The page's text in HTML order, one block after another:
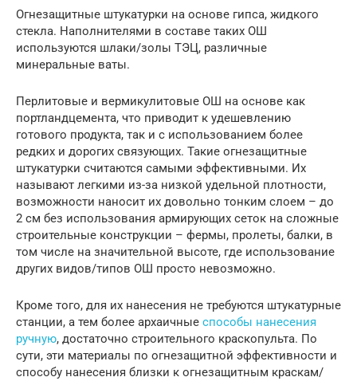
Огнезащитные штукатурки на основе гипса, жидкого
стекла. Наполнителями в составе таких ОШ
используются шлаки/золы ТЭЦ, различные
минеральные ваты.
Перлитовые и вермикулитовые ОШ на основе как
портландцемента, что приводит к удешевлению
готового продукта, так и с использованием более
редких и дорогих связующих. Такие огнезащитные
штукатурки считаются самыми эффективными. Их
называют легкими из-за низкой удельной плотности,
возможности наносит их довольно тонким слоем – до
2 см без использования армирующих сеток на сложные
строительные конструкции – фермы, пролеты, балки, в
том числе на значительной высоте, где использование
других видов/типов ОШ просто невозможно.
Кроме того, для их нанесения не требуются штукатурные
станции, а тем более архаичные способы нанесения
ручную, достаточно строительного краскопульта. По
сути, эти материалы по огнезащитной эффективности и
способу нанесения близки к огнезащитным краскам/